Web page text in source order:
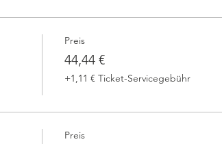
Preis
44,44 €
+1,11 € Ticket-Servicegebühr
Preis